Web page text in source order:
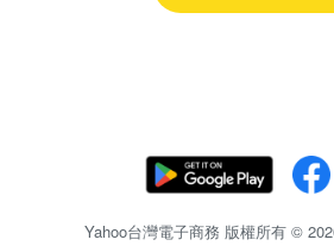
Yahoo台灣電子商務 版權所有 ©